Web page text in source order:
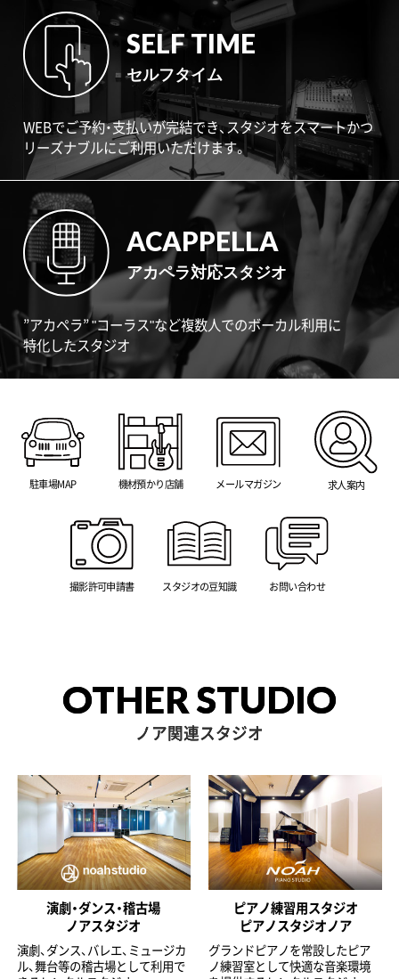
SELF TIME
セルフタイム
WEBでご予約・支払いが完結でき、スタジオをスマートかつ
リーズナブルにご利用いただけます。
ACAPPELLA
アカペラ対応スタジオ
”アカペラ” "コーラス"など複数人でのボーカル利用に
特化したスタジオ
駐車場MAP 機材預かり店舗 メールマガジン 求人案内
撮影許可申請書 スタジオの豆知識 お問い合わせ
OTHER STUDIO
ノア関連スタジオ
演劇・ダンス・稽古場
ノアスタジオ
演劇、ダンス、バレエ、ミュージカ
ル、舞台等の稽古場として利用で
ピアノ練習用スタジオ
ピアノスタジオノア
グランドピアノを常設したピア
ノ練習室として快適な音楽環境